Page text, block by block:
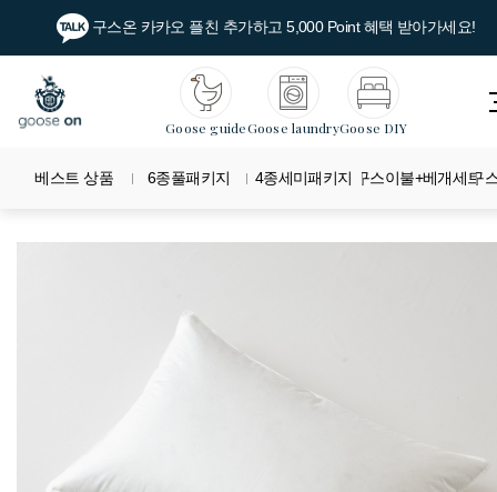
구스온 카카오 플친 추가하고 5,000 Point 혜택 받아가세요!
Goose guideGoose laundryGoose DIY
베스트 상품 6종풀패키지 4종세미패키지 구스이불+베개세트
구